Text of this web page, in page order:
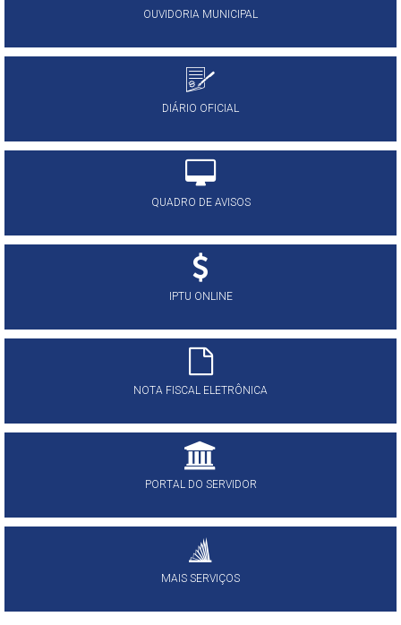
OUVIDORIA MUNICIPAL
DIÁRIO OFICIAL
QUADRO DE AVISOS
IPTU ONLINE
NOTA FISCAL ELETRÔNICA
PORTAL DO SERVIDOR
MAIS SERVIÇOS